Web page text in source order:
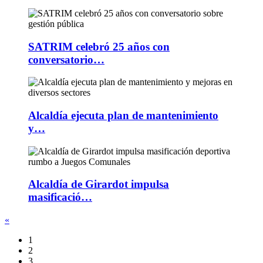
SATRIM celebró 25 años con
conversatorio…
Alcaldía ejecuta plan de mantenimiento
y…
Alcaldía de Girardot impulsa
masificació…
«
1
2